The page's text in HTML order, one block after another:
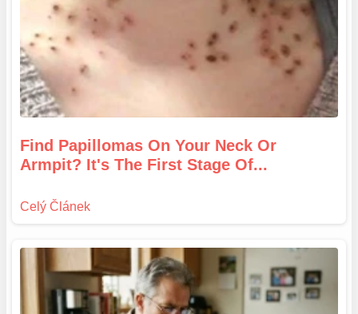
Find Papillomas On Your Neck Or
Armpit? It's The First Stage Of...